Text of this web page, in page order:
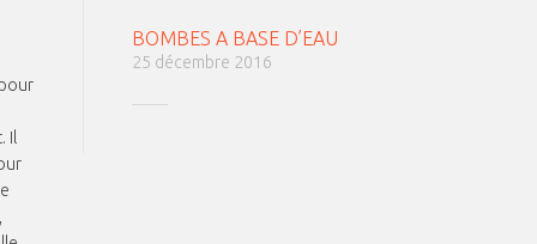
Il
BOMBES A BASE D’EAU
25 décembre 2016